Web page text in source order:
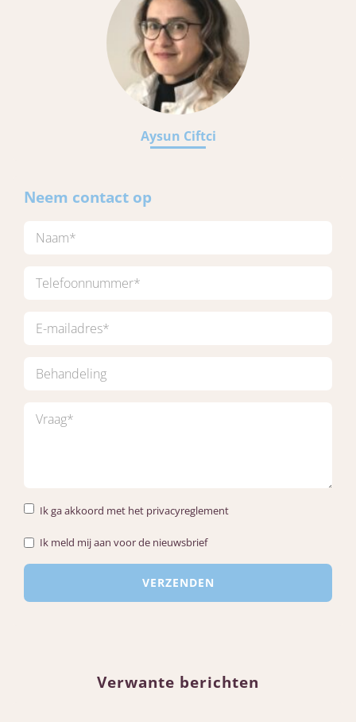
Aysun Ciftci
Neem contact op
Ik ga akkoord met het privacyreglement
Ik meld mij aan voor de nieuwsbrief
Verwante berichten